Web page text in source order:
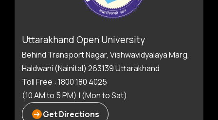
Uttarakhand Open University
Behind Transport Nagar, Vishwavidyalaya Marg,
Haldwani (Nainital) 263139 Uttarakhand
Toll Free : 1800 180 4025
(10 AM to 5 PM) | (Mon to Sat)
Get Directions